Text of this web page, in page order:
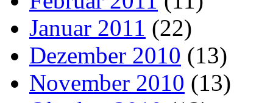
Januar 2011 (22)
Dezember 2010 (13)
November 2010 (13)